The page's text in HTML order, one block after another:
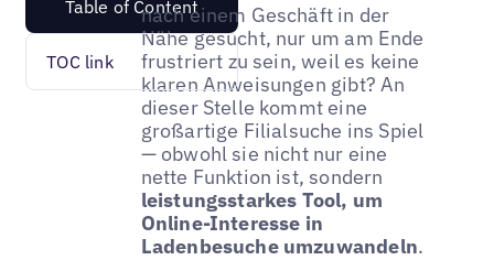
Table of Content
TOC link
nach einem Geschäft in der
Nähe gesucht, nur um am Ende
frustriert zu sein, weil es keine
klaren Anweisungen gibt? An
dieser Stelle kommt eine
großartige Filialsuche ins Spiel
— obwohl sie nicht nur eine
nette Funktion ist, sondern
leistungsstarkes Tool, um
Online-Interesse in
Ladenbesuche umzuwandeln.